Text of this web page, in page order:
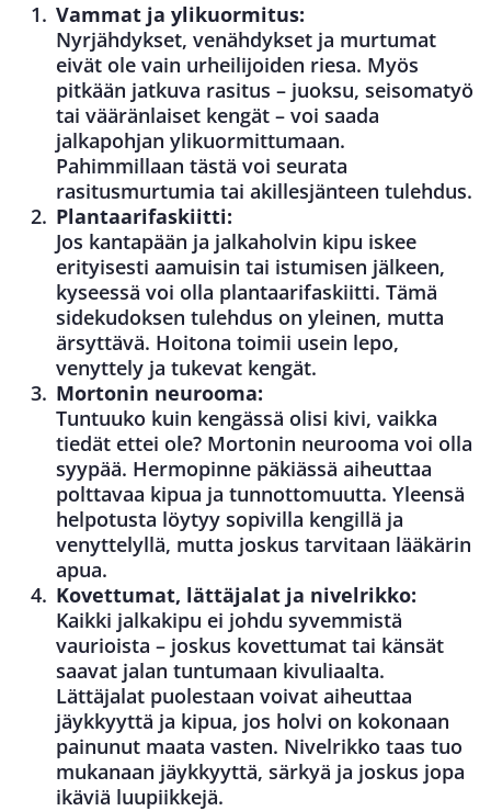
Vammat ja ylikuormitus:
Nyrjähdykset, venähdykset ja murtumat
eivät ole vain urheilijoiden riesa. Myös
pitkään jatkuva rasitus – juoksu, seisomatyö
tai vääränlaiset kengät – voi saada
jalkapohjan ylikuormittumaan.
Pahimmillaan tästä voi seurata
rasitusmurtumia tai akillesjänteen tulehdus.
Plantaarifaskiitti:
Jos kantapään ja jalkaholvin kipu iskee
erityisesti aamuisin tai istumisen jälkeen,
kyseessä voi olla plantaarifaskiitti. Tämä
sidekudoksen tulehdus on yleinen, mutta
ärsyttävä. Hoitona toimii usein lepo,
venyttely ja tukevat kengät.
Mortonin neurooma:
Tuntuuko kuin kengässä olisi kivi, vaikka
tiedät ettei ole? Mortonin neurooma voi olla
syypää. Hermopinne päkiässä aiheuttaa
polttavaa kipua ja tunnottomuutta. Yleensä
helpotusta löytyy sopivilla kengillä ja
venyttelyllä, mutta joskus tarvitaan lääkärin
apua.
Kovettumat, lättäjalat ja nivelrikko:
Kaikki jalkakipu ei johdu syvemmistä
vaurioista – joskus kovettumat tai känsät
saavat jalan tuntumaan kivuliaalta.
Lättäjalat puolestaan voivat aiheuttaa
jäykkyyttä ja kipua, jos holvi on kokonaan
painunut maata vasten. Nivelrikko taas tuo
mukanaan jäykkyyttä, särkyä ja joskus jopa
ikäviä luupiikkejä.